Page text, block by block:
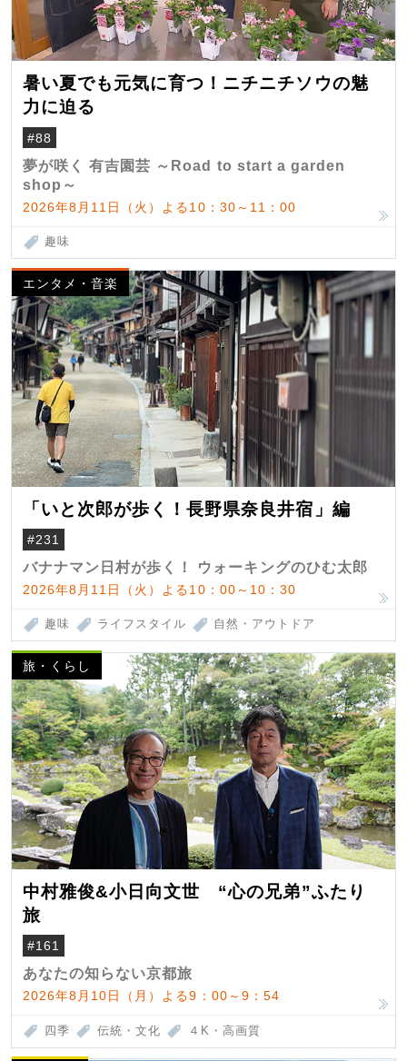
暑い夏でも元気に育つ！ニチニチソウの魅
力に迫る
#88
夢が咲く 有吉園芸 ～Road to start a garden
shop～
2026年8月11日（火）よる10：30～11：00
趣味
エンタメ・音楽
「いと次郎が歩く！長野県奈良井宿」編
#231
バナナマン日村が歩く！ ウォーキングのひむ太郎
2026年8月11日（火）よる10：00～10：30
趣味 ライフスタイル 自然・アウトドア
旅・くらし
中村雅俊&小日向文世 “心の兄弟”ふたり
旅
#161
あなたの知らない京都旅
2026年8月10日（月）よる9：00～9：54
四季 伝統・文化 ４K・高画質